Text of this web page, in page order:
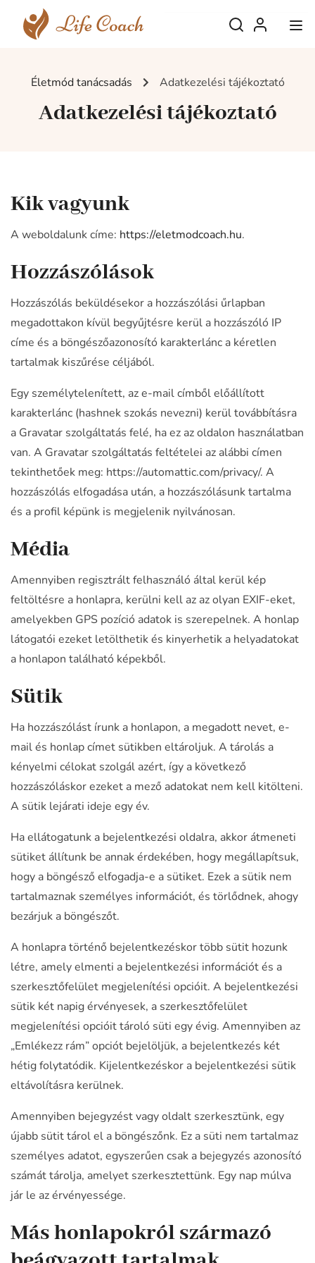
Életmód tanácsadás Adatkezelési tájékoztató
Adatkezelési tájékoztató
Kik vagyunk
A weboldalunk címe: https://eletmodcoach.hu.
Hozzászólások
Hozzászólás beküldésekor a hozzászólási űrlapban
megadottakon kívül begyűjtésre kerül a hozzászóló IP
címe és a böngészőazonosító karakterlánc a kéretlen
tartalmak kiszűrése céljából.
Egy személytelenített, az e-mail címből előállított
karakterlánc (hashnek szokás nevezni) kerül továbbításra
a Gravatar szolgáltatás felé, ha ez az oldalon használatban
van. A Gravatar szolgáltatás feltételei az alábbi címen
tekinthetőek meg: https://automattic.com/privacy/. A
hozzászólás elfogadása után, a hozzászólásunk tartalma
és a profil képünk is megjelenik nyilvánosan.
Média
Amennyiben regisztrált felhasználó által kerül kép
feltöltésre a honlapra, kerülni kell az az olyan EXIF-eket,
amelyekben GPS pozíció adatok is szerepelnek. A honlap
látogatói ezeket letölthetik és kinyerhetik a helyadatokat
a honlapon található képekből.
Sütik
Ha hozzászólást írunk a honlapon, a megadott nevet, e-
mail és honlap címet sütikben eltároljuk. A tárolás a
kényelmi célokat szolgál azért, így a következő
hozzászóláskor ezeket a mező adatokat nem kell kitölteni.
A sütik lejárati ideje egy év.
Ha ellátogatunk a bejelentkezési oldalra, akkor átmeneti
sütiket állítunk be annak érdekében, hogy megállapítsuk,
hogy a böngésző elfogadja-e a sütiket. Ezek a sütik nem
tartalmaznak személyes információt, és törlődnek, ahogy
bezárjuk a böngészőt.
A honlapra történő bejelentkezéskor több sütit hozunk
létre, amely elmenti a bejelentkezési információt és a
szerkesztőfelület megjelenítési opcióit. A bejelentkezési
sütik két napig érvényesek, a szerkesztőfelület
megjelenítési opcióit tároló süti egy évig. Amennyiben az
„Emlékezz rám” opciót bejelöljük, a bejelentkezés két
hétig folytatódik. Kijelentkezéskor a bejelentkezési sütik
eltávolításra kerülnek.
Amennyiben bejegyzést vagy oldalt szerkesztünk, egy
újabb sütit tárol el a böngészőnk. Ez a süti nem tartalmaz
személyes adatot, egyszerűen csak a bejegyzés azonosító
számát tárolja, amelyet szerkesztettünk. Egy nap múlva
jár le az érvényessége.
Más honlapokról származó